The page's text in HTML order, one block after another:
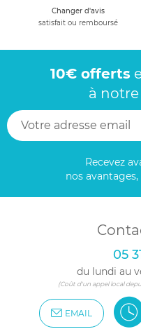
Changer d'avis
satisfait ou remboursé
10€ offerts
à
Recevez
nos
05
du lundi au
(Coût d'un appel local
EMAIL